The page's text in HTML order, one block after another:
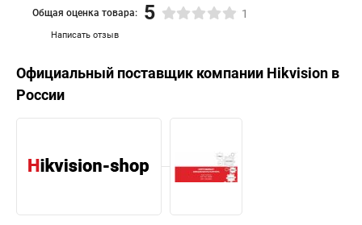
Написать отзыв
Общая оценка товара: 5 1
Официальный поставщик компании Hikvision в
России